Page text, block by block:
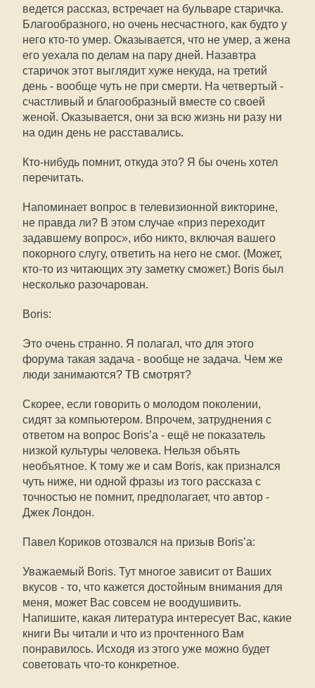
ведется рассказ, встречает на бульваре старичка.
Благообразного, но очень несчастного, как будто у
него кто-то умер. Оказывается, что не умер, а жена
его уехала по делам на пару дней. Назавтра
старичок этот выглядит хуже некуда, на третий
день - вообще чуть не при смерти. На четвертый -
счастливый и благообразный вместе со своей
женой. Оказывается, они за всю жизнь ни разу ни
на один день не расставались.
Кто-нибудь помнит, откуда это? Я бы очень хотел
перечитать.
Напоминает вопрос в телевизионной викторине,
не правда ли? В этом случае «приз переходит
задавшему вопрос», ибо никто, включая вашего
покорного слугу, ответить на него не смог. (Может,
кто-то из читающих эту заметку сможет.) Boris был
несколько разочарован.
Boris:
Это очень странно. Я полагал, что для этого
форума такая задача - вообще не задача. Чем же
люди занимаются? ТВ смотрят?
Скорее, если говорить о молодом поколении,
сидят за компьютером. Впрочем, затруднения с
ответом на вопрос Boris’а - ещё не показатель
низкой культуры человека. Нельзя объять
необъятное. К тому же и сам Boris, как признался
чуть ниже, ни одной фразы из того рассказа с
точностью не помнит, предполагает, что автор -
Джек Лондон.
Павел Кориков отозвался на призыв Boris’а:
Уважаемый Boris. Тут многое зависит от Ваших
вкусов - то, что кажется достойным внимания для
меня, может Вас совсем не воодушивить.
Напишите, какая литература интересует Вас, какие
книги Вы читали и что из прочтенного Вам
понравилось. Исходя из этого уже можно будет
советовать что-то конкретное.